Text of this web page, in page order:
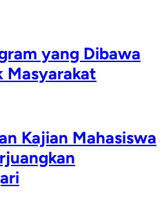
yang Dibawa
Masyarakat
Kajian Mahasiswa